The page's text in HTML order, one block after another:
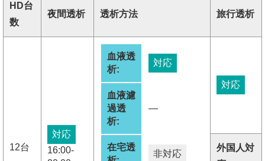
HD台
数
夜間透析 透析方法 旅行透析
12台
対応
16:00-
血液透
析:
対応
血液濾
過透
析:
―
在宅透
非対応
対応
外国人対